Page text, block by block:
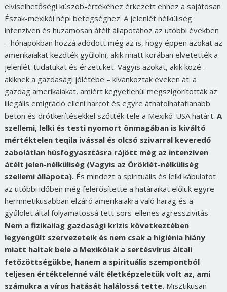
elviselhetőségi küszöb-értékéhez érkezett ehhez a sajátosan
Észak-mexikói népi betegséghez: A jelenlét nélküliség
intenzíven és huzamosan átélt állapotához az utóbbi években
– hónapokban hozzá adódott még az is, hogy éppen azokat az
amerikaiakat kezdték gyűlölni, akik miatt korában elvetették a
jelenlét-tudatukat és érzetüket. Vagyis azokat, akik közé –
akiknek a gazdasági jólétébe – kívánkoztak éveken át: a
gazdag amerikaiakat, amiért kegyetlenül megszigorították az
illegális emigráció elleni harcot és egyre áthatolhatatlanabb
beton és drótkerítésekkel szőtték tele a Mexikó-USA határt. A
szellemi, lelki és testi nyomort önmagában is kiváltó
mértéktelen teqila ivással és olcsó szivarral keveredő
zabolátlan húsfogyasztásra rájött még az intenzíven
átélt jelen-nélküliség (Vagyis az Öröklét-nélküliség
szellemi állapota).És mindezt a spirituális és lelki kábulatot
az utóbbi időben még felerősítette a határaikat előlük egyre
hermnetikusabban elzáró amerikaiakra való harag és a
gyűlölet által folyamatossá tett sors-ellenes agresszivitás.
Nem a fizikailag gazdasági krízis következtében
legyengült szervezeteik és nem csak a higiénia hiány
miatt haltak bele a Mexikóiak a sertésvírus általi
fetőzöttségükbe, hanem a spirituális szempontból
teljesen értéktelenné vált életképzeletük volt az, ami
számukra a vírus hatását halálossá tette.Misztikusan